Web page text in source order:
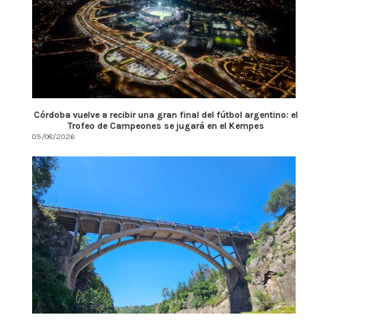
Córdoba vuelve a recibir una gran final del fútbol argentino: el
Trofeo de Campeones se jugará en el Kempes
05/08/2026